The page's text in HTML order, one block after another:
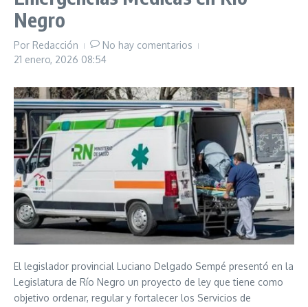
Negro
Por Redacción
No hay comentarios
21 enero, 2026 08:54
El legislador provincial Luciano Delgado Sempé presentó en la
Legislatura de Río Negro un proyecto de ley que tiene como
objetivo ordenar, regular y fortalecer los Servicios de